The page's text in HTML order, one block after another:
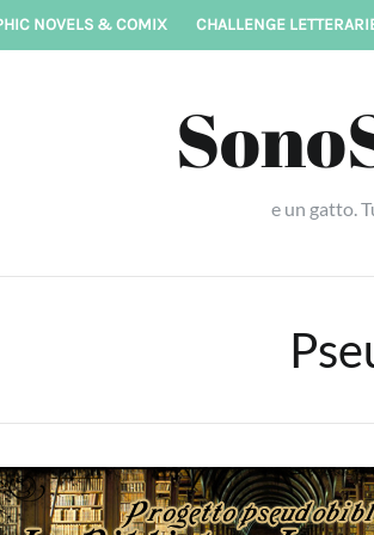
NOVELS & COMIX CHALLENGE
e un gatto.